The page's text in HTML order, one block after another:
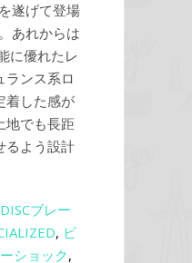
遂げて登場
あれからは
に優れたレ
ランス系ロ
着した感が
地でも長距
るよう設計
DISCブレー
, ビ
ショック,